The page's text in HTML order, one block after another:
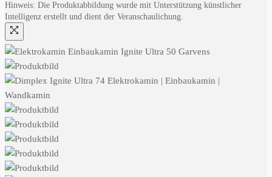
Hinweis: Die Produktabbildung wurde mit Unterstützung künstlicher
Intelligenz erstellt und dient der Veranschaulichung.